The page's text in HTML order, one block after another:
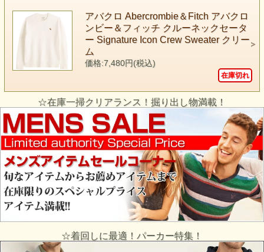
アバクロ Abercrombie＆Fitch アバクロ
ンビー＆フィッチ クルーネックセータ
ー Signature Icon Crew Sweater クリー
ム
価格:7,480円(税込)
在庫切れ
☆在庫一掃クリアランス！掘り出し物満載！
☆着回しに最適！パーカー特集！